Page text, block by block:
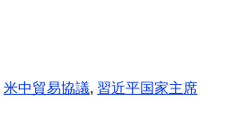
米中貿易協議, 習近平国家主席